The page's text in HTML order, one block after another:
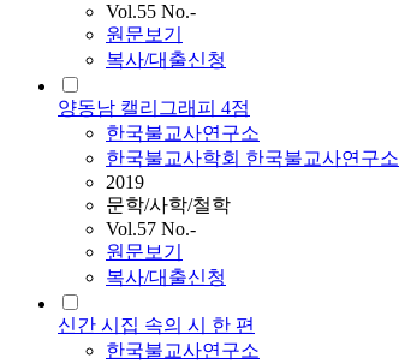
Vol.55 No.-
원문보기
복사/대출신청
양동남 캘리그래피 4점
한국불교사연구소
한국불교사학회 한국불교사연구소
2019
문학/사학/철학
Vol.57 No.-
원문보기
복사/대출신청
신간 시집 속의 시 한 편
한국불교사연구소